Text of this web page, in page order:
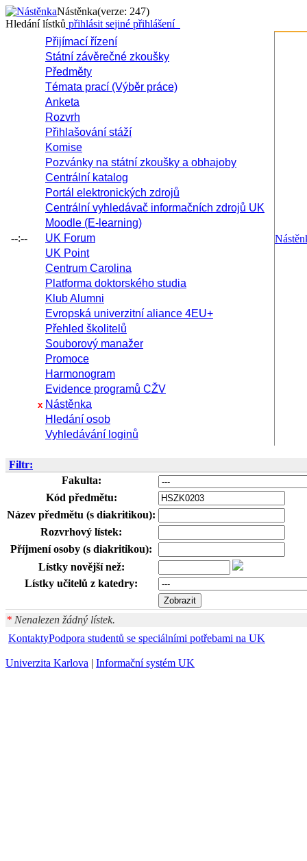
Nástěnka(verze: 247)
Hledání lístků přihlásit sejiné přihlášení
--:--
Přijímací řízení
Státní závěrečné zkoušky
Předměty
Témata prací (Výběr práce)
Anketa
Rozvrh
Přihlašování stáží
Komise
Pozvánky na státní zkoušky a obhajoby
Centrální katalog
Portál elektronických zdrojů
Centrální vyhledávač informačních zdrojů UK
Moodle (E-learning)
UK Forum
UK Point
Centrum Carolina
Platforma doktorského studia
Klub Alumni
Evropská univerzitní aliance 4EU+
Přehled školitelů
Souborový manažer
Promoce
Harmonogram
Evidence programů CŽV
x Nástěnka
Hledání osob
Vyhledávání loginů
Filtr:
Fakulta:
Kód předmětu:
Název předmětu (s diakritikou):
Rozvrhový lístek:
Příjmení osoby (s diakritikou):
Lístky novější než:
Lístky učitelů z katedry:
* Nenalezen žádný lístek.
KontaktyPodpora studentů se speciálními potřebami na UK
Univerzita Karlova | Informační systém UK